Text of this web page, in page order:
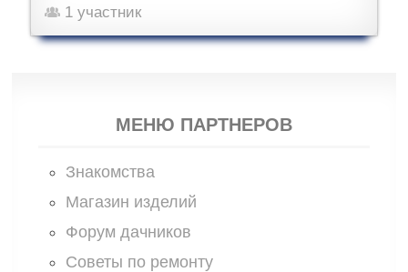
1 участник
МЕНЮ ПАРТНЕРОВ
Знакомства
Магазин изделий
Форум дачников
Советы по ремонту